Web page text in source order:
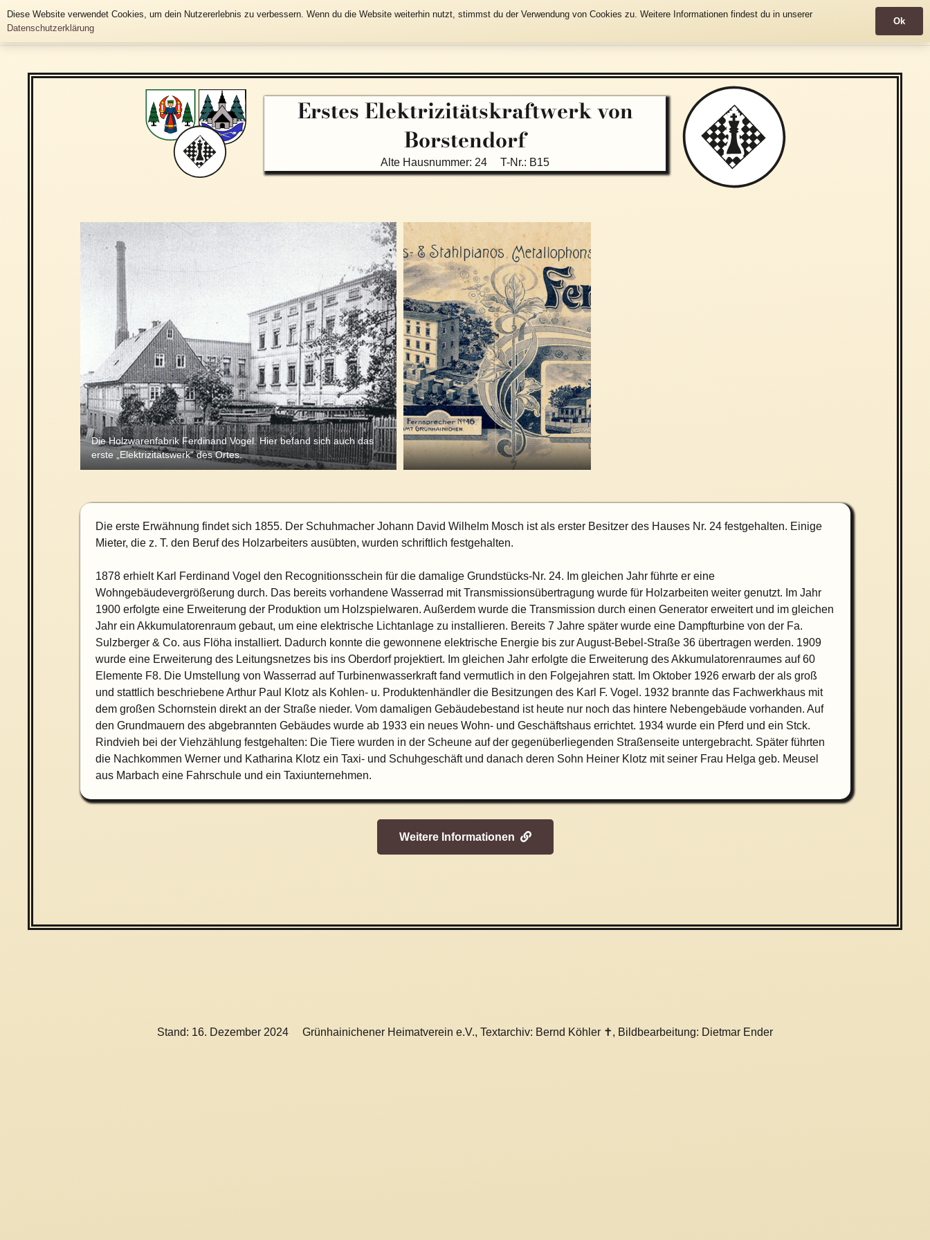
Historische Häusertafeln Auflistung
Erstes Elektrizitätskraftwerk von
Borstendorf
Alte Hausnummer: 24 T-Nr.: B15
Die Holzwarenfabrik Ferdinand Vogel. Hier befand sich auch das
erste „Elektrizitätswerk“ des Ortes.
Die erste Erwähnung findet sich 1855. Der Schuhmacher Johann David Wilhelm Mosch ist als erster Besitzer des Hauses Nr. 24 festgehalten. Einige
Mieter, die z. T. den Beruf des Holzarbeiters ausübten, wurden schriftlich festgehalten.
1878 erhielt Karl Ferdinand Vogel den Recognitionsschein für die damalige Grundstücks-Nr. 24. Im gleichen Jahr führte er eine
Wohngebäudevergrößerung durch. Das bereits vorhandene Wasserrad mit Transmissionsübertragung wurde für Holzarbeiten weiter genutzt. Im Jahr
1900 erfolgte eine Erweiterung der Produktion um Holzspielwaren. Außerdem wurde die Transmission durch einen Generator erweitert und im gleichen
Jahr ein Akkumulatorenraum gebaut, um eine elektrische Lichtanlage zu installieren. Bereits 7 Jahre später wurde eine Dampfturbine von der Fa.
Sulzberger & Co. aus Flöha installiert. Dadurch konnte die gewonnene elektrische Energie bis zur August-Bebel-Straße 36 übertragen werden. 1909
wurde eine Erweiterung des Leitungsnetzes bis ins Oberdorf projektiert. Im gleichen Jahr erfolgte die Erweiterung des Akkumulatorenraumes auf 60
Elemente F8. Die Umstellung von Wasserrad auf Turbinenwasserkraft fand vermutlich in den Folgejahren statt. Im Oktober 1926 erwarb der als groß
und stattlich beschriebene Arthur Paul Klotz als Kohlen- u. Produktenhändler die Besitzungen des Karl F. Vogel. 1932 brannte das Fachwerkhaus mit
dem großen Schornstein direkt an der Straße nieder. Vom damaligen Gebäudebestand ist heute nur noch das hintere Nebengebäude vorhanden. Auf
den Grundmauern des abgebrannten Gebäudes wurde ab 1933 ein neues Wohn- und Geschäftshaus errichtet. 1934 wurde ein Pferd und ein Stck.
Rindvieh bei der Viehzählung festgehalten: Die Tiere wurden in der Scheune auf der gegenüberliegenden Straßenseite untergebracht. Später führten
die Nachkommen Werner und Katharina Klotz ein Taxi- und Schuhgeschäft und danach deren Sohn Heiner Klotz mit seiner Frau Helga geb. Meusel
aus Marbach eine Fahrschule und ein Taxiunternehmen.
Weitere Informationen
Stand: 16. Dezember 2024 Grünhainichener Heimatverein e.V., Textarchiv: Bernd Köhler ✝, Bildbearbeitung: Dietmar Ender
Diese Website verwendet Cookies, um dein Nutzererlebnis zu verbessern. Wenn du die Website weiterhin nutzt, stimmst du der Verwendung von Cookies zu. Weitere Informationen findest du in unserer
Datenschutzerklärung
Ok